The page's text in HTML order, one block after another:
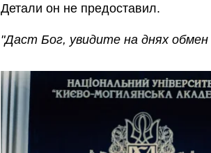
Детали он не предоставил.
"Даст Бог, увидите на днях обмен